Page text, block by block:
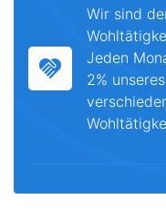
Wir sind
Jeden
2%